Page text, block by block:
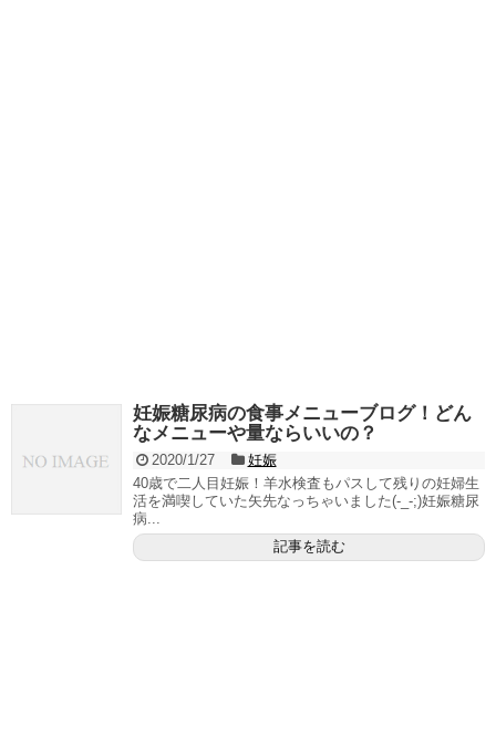
妊娠糖尿病の食事メニューブログ！どん
なメニューや量ならいいの？
2020/1/27
妊娠
40歳で二人目妊娠！羊水検査もパスして残りの妊婦生
活を満喫していた矢先なっちゃいました(-_-;)妊娠糖尿
病...
記事を読む